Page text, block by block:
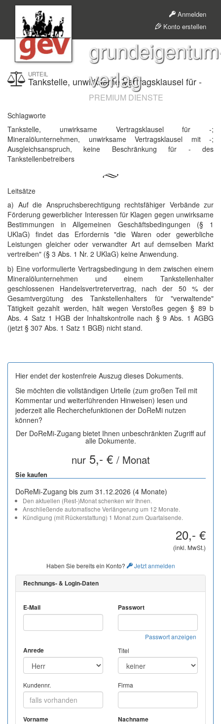
Anmelden
Konto erstellen
verlag
PREMIUM DIENSTE
URTEIL
Tankstelle, unwirksame Vertragsklausel für -
Schlagworte
Tankstelle, unwirksame Vertragsklausel für -;
Mineralölunternehmen, unwirksame Vertragsklausel mit -;
Ausgleichsanspruch, keine Beschränkung für - des
Tankstellenbetreibers
Leitsätze
a) Auf die Anspruchsberechtigung rechtsfähiger Verbände zur
Förderung gewerblicher Interessen für Klagen gegen unwirksame
Bestimmungen in Allgemeinen Geschäftsbedingungen (§ 1
UKlaG) findet das Erfordernis "die Waren oder gewerbliche
Leistungen gleicher oder verwandter Art auf demselben Markt
vertreiben" (§ 3 Abs. 1 Nr. 2 UKlaG) keine Anwendung.
b) Eine vorformulierte Vertragsbedingung in dem zwischen einem
Mineralölunternehmen und einem Tankstellenhalter
geschlossenen Handelsvertretervertrag, nach der 50 % der
Gesamtvergütung des Tankstellenhalters für "verwaltende"
Tätigkeit gezahlt werden, hält wegen Verstoßes gegen § 89 b
Abs. 4 Satz 1 HGB der Inhaltskontrolle nach § 9 Abs. 1 AGBG
(jetzt § 307 Abs. 1 Satz 1 BGB) nicht stand.
Hier endet der kostenfreie Auszug dieses Dokuments.
Sie möchten die vollständigen Urteile (zum großen Teil mit
Kommentar und weiterführenden Hinweisen) lesen und
jederzeit alle Recherchefunktionen der DoReMi nutzen
können?
Der DoReMi-Zugang bietet Ihnen unbeschränkten Zugriff auf
alle Dokumente.
nur5,- € / Monat
Sie kaufen
DoReMi-Zugang bis zum 31.12.2026 (4 Monate)
Den aktuellen (Rest-)Monat schenken wir Ihnen.
Anschließende automatische Verlängerung um 12 Monate.
Kündigung (mit Rückerstattung) 1 Monat zum Quartalsende.
20,- €
(inkl. MwSt.)
Haben Sie bereits ein Konto? Jetzt anmelden
Rechnungs- & Login-Daten
E-Mail Passwort
Passwort anzeigen
Anrede Titel
Kundennr. Firma
Vorname Nachname